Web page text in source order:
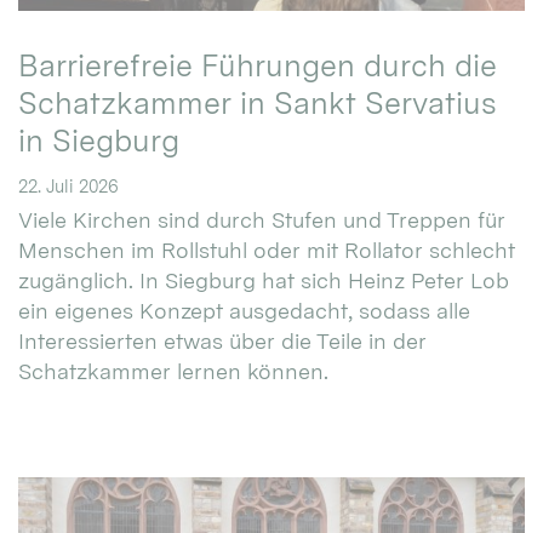
Barrierefreie Führungen durch die
Schatzkammer in Sankt Servatius
in Siegburg
22. Juli 2026
Viele Kirchen sind durch Stufen und Treppen für
Menschen im Rollstuhl oder mit Rollator schlecht
zugänglich. In Siegburg hat sich Heinz Peter Lob
ein eigenes Konzept ausgedacht, sodass alle
Interessierten etwas über die Teile in der
Schatzkammer lernen können.